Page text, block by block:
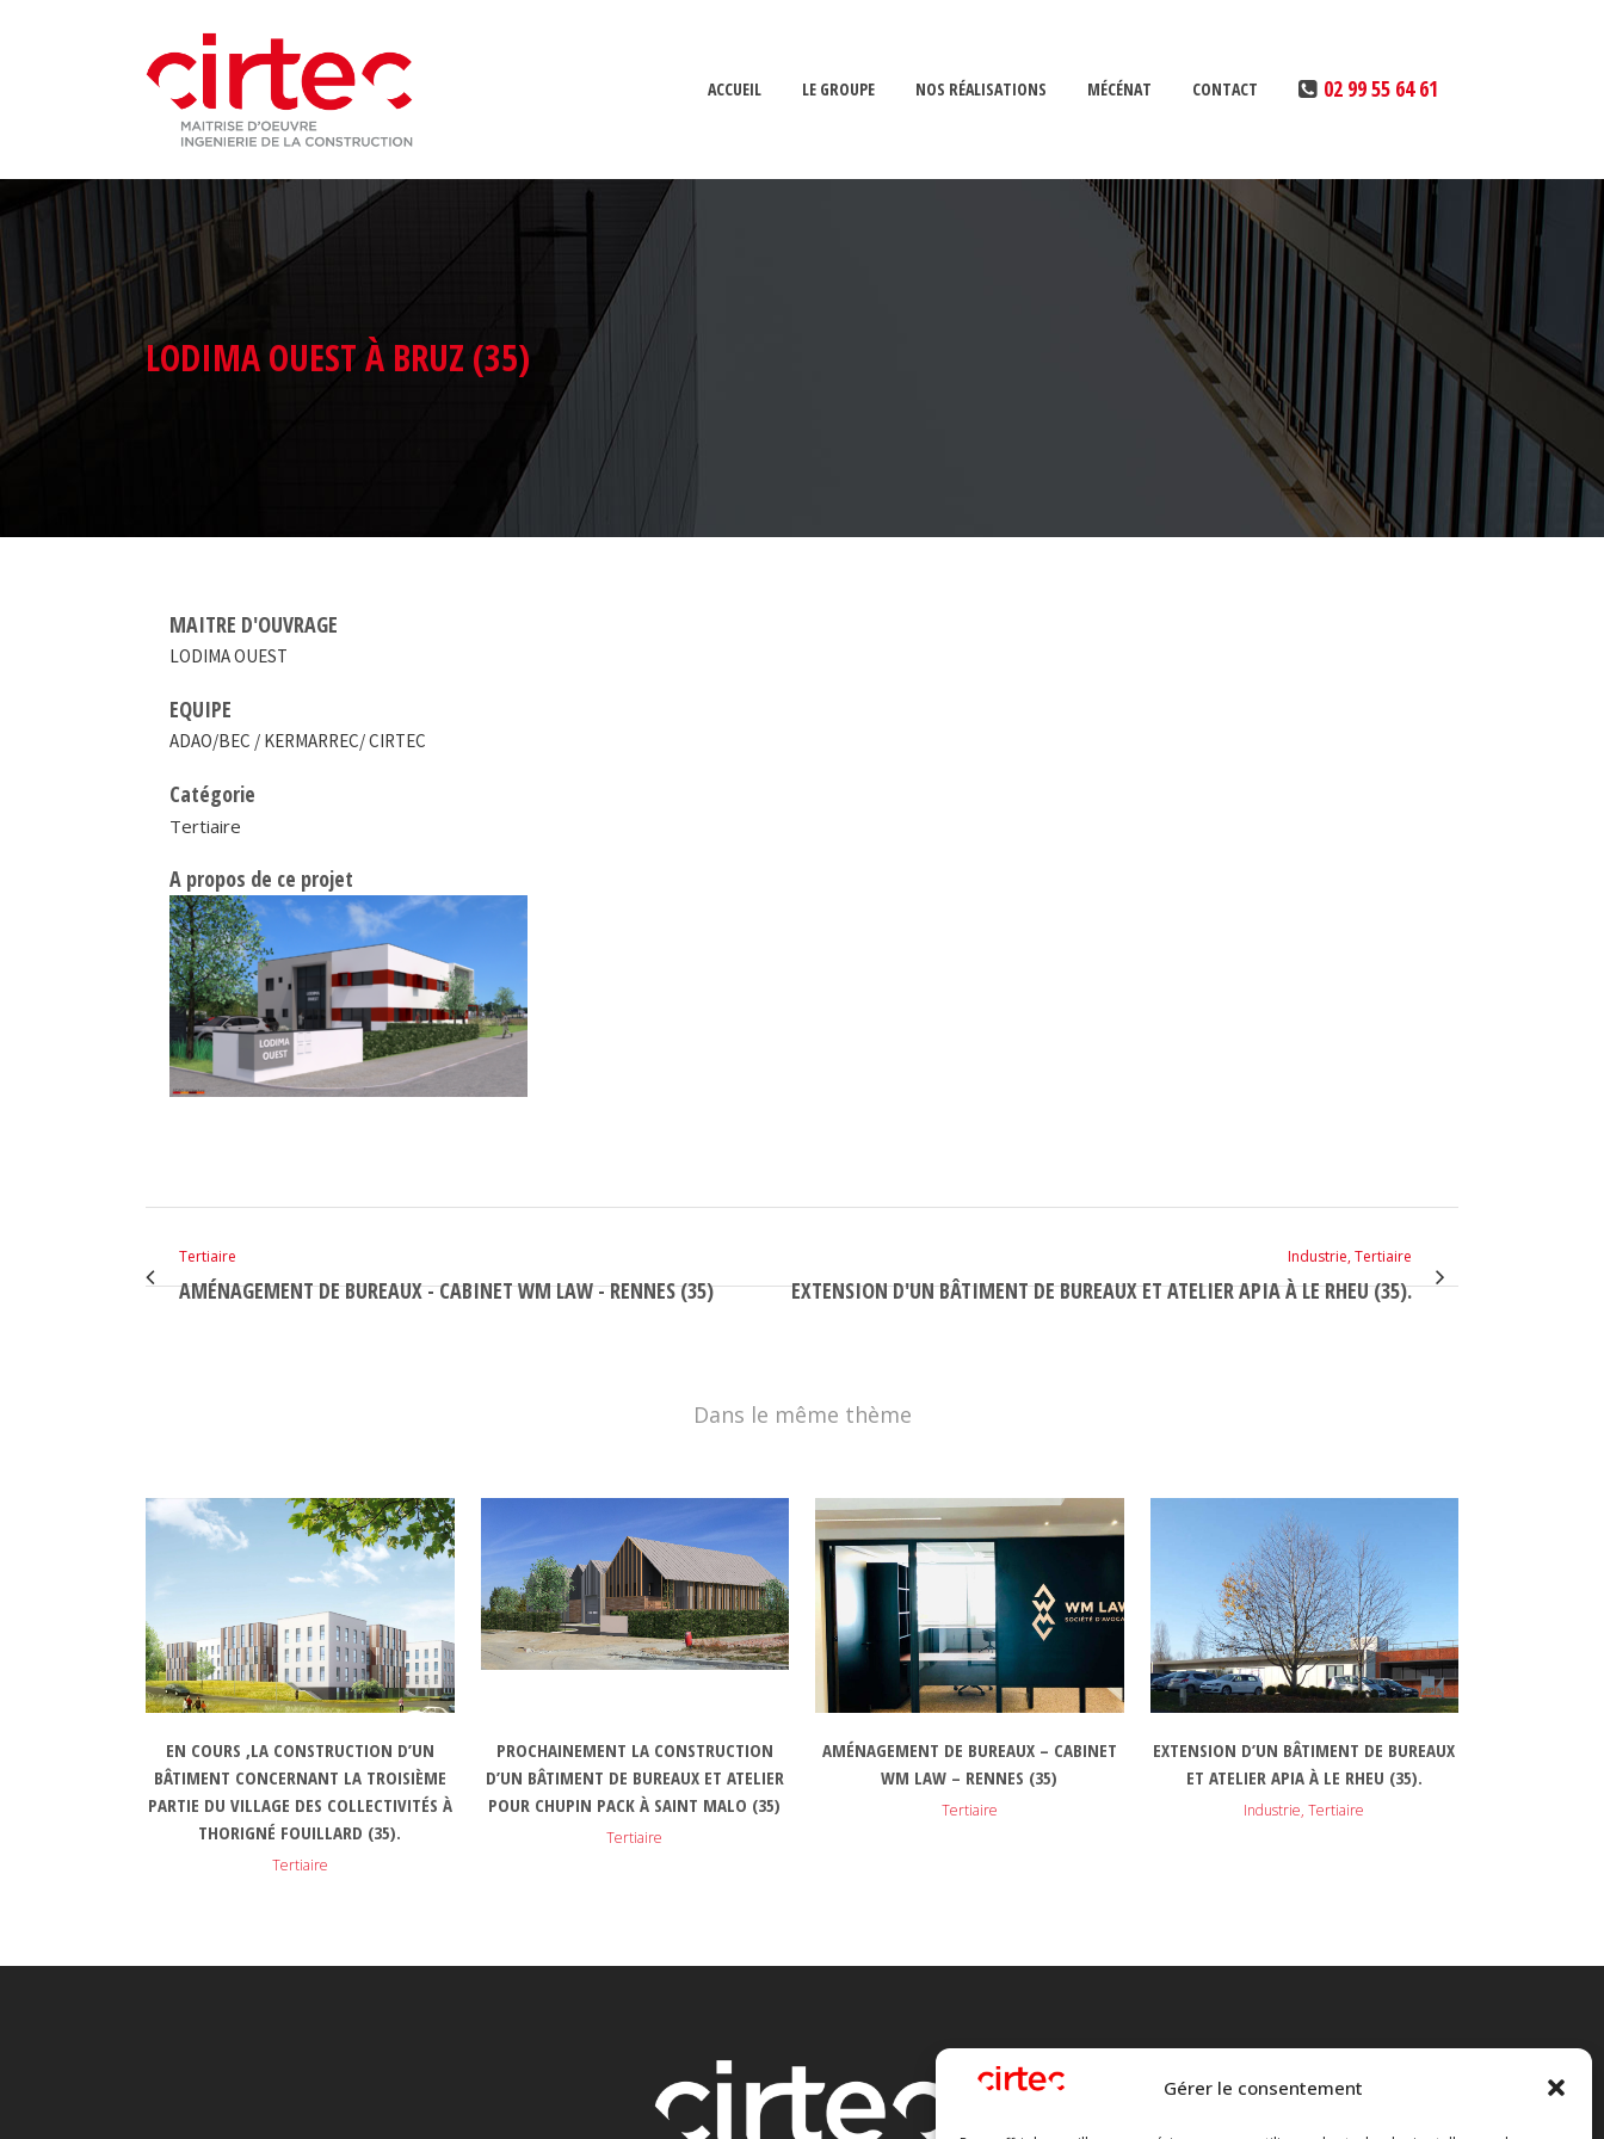
Gérer le consentement
02 99 55 64 61
ACCUEIL LE GROUPE
CIRTEC INGÉNIERIE
GBI CONTRACTANT GÉNÉRAL
MAÎTRISE D’ŒUVRE
ASSISTANCE
MISSIONS
MOYENS
MAÎTRISE DE NOTRE IMPACT
RÉALISATION DE DIAGNOSTICS
NOS RÉALISATIONS MÉCÉNAT CONTACT
LODIMA OUEST À BRUZ (35)
MAITRE D'OUVRAGE
LODIMA OUEST
EQUIPE
ADAO/BEC / KERMARREC/ CIRTEC
Catégorie
Tertiaire
A propos de ce projet
Tertiaire
AMÉNAGEMENT DE BUREAUX - CABINET WM LAW - RENNES (35)
Industrie, Tertiaire
EXTENSION D'UN BÂTIMENT DE BUREAUX ET ATELIER APIA À LE RHEU (35).
Dans le même thème
EN COURS ,LA CONSTRUCTION D’UN
BÂTIMENT CONCERNANT LA TROISIÈME
PARTIE DU VILLAGE DES COLLECTIVITÉS À
THORIGNÉ FOUILLARD (35).
Tertiaire
VOIR
PROCHAINEMENT LA CONSTRUCTION
D’UN BÂTIMENT DE BUREAUX ET ATELIER
POUR CHUPIN PACK À SAINT MALO (35)
Tertiaire
VOIR
AMÉNAGEMENT DE BUREAUX – CABINET
WM LAW – RENNES (35)
Tertiaire
VOIR
EXTENSION D’UN BÂTIMENT DE BUREAUX
ET ATELIER APIA À LE RHEU (35).
Industrie, Tertiaire